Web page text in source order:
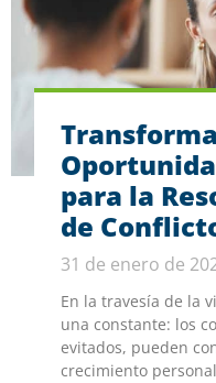
para la
de
31 de enero de
En la travesía de la
una constante: los
evitados, pueden
crecimiento